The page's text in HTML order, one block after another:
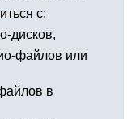
с:
дисков,
файлов или
в